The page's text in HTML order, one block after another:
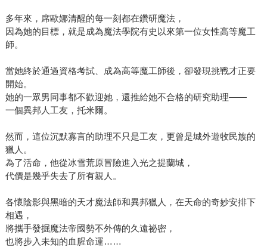
多年來，席歐娜清醒的每一刻都在鑽研魔法，
因為她的目標，就是成為魔法學院有史以來第一位女性高等魔工
師。
當她終於通過資格考試、成為高等魔工師後，卻發現挑戰才正要
開始。
她的一眾男同事都不歡迎她，還推給她不合格的研究助理——
一個異邦人工友，托米爾。
然而，這位沉默寡言的助理不只是工友，更曾是城外遊牧民族的
獵人。
為了活命，他從冰雪荒原冒險進入光之提蘭城，
代價是幾乎失去了所有親人。
各懷陰影與黑暗的天才魔法師和異邦獵人，在天命的奇妙安排下
相遇，
將攜手發掘魔法帝國勢不外傳的久遠祕密，
也將步入未知的血腥命運……